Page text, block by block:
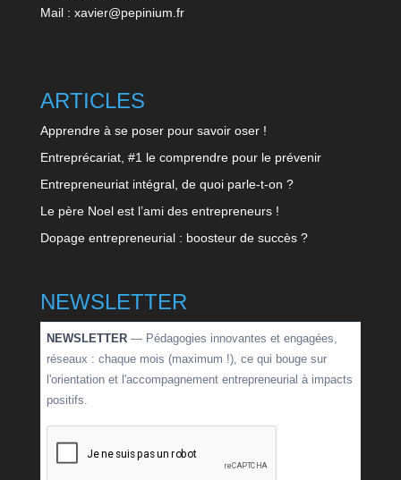
Mail : xavier@pepinium.fr
ARTICLES
Apprendre à se poser pour savoir oser !
Entreprécariat, #1 le comprendre pour le prévenir
Entrepreneuriat intégral, de quoi parle-t-on ?
Le père Noel est l’ami des entrepreneurs !
Dopage entrepreneurial : boosteur de succès ?
NEWSLETTER
NEWSLETTER— Pédagogies innovantes et engagées,
réseaux : chaque mois (maximum !), ce qui bouge sur
l'orientation et l'accompagnement entrepreneurial à impacts
positifs.